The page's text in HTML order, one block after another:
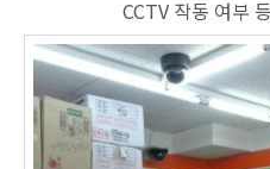
CCTV 작동 여부